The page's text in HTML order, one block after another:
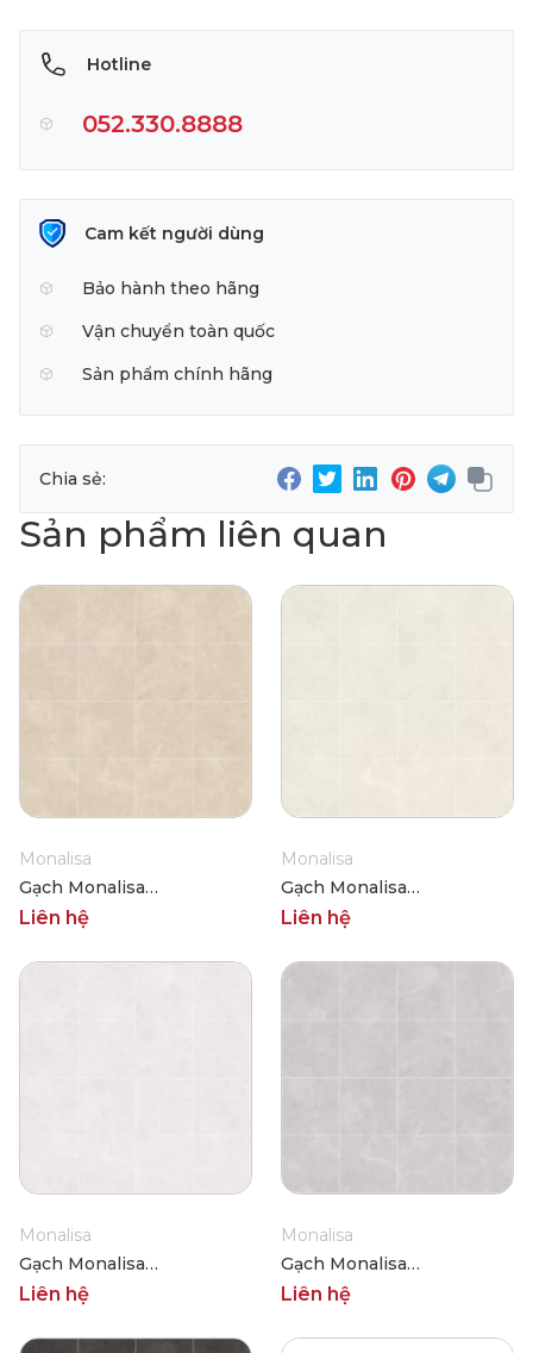
Hotline
052.330.8888
Cam kết người dùng
Bảo hành theo hãng
Vận chuyển toàn quốc
Sản phẩm chính hãng
Chia sẻ:
Sản phẩm liên quan
Monalisa
Gạch Monalisa
FDS100360M 600x600
Liên hệ
Monalisa
Gạch Monalisa
FDS100361M 600x600
Liên hệ
Monalisa
Gạch Monalisa
FDS100362M 600x600
Liên hệ
Monalisa
Gạch Monalisa
FDS100363M 600x600
Liên hệ